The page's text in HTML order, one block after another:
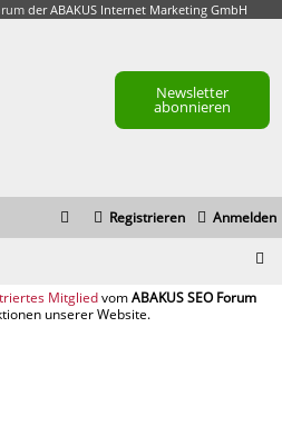
der ABAKUS Internet Marketing GmbH
Newsletter
abonnieren
Anmelden
Registrieren
Mitglied